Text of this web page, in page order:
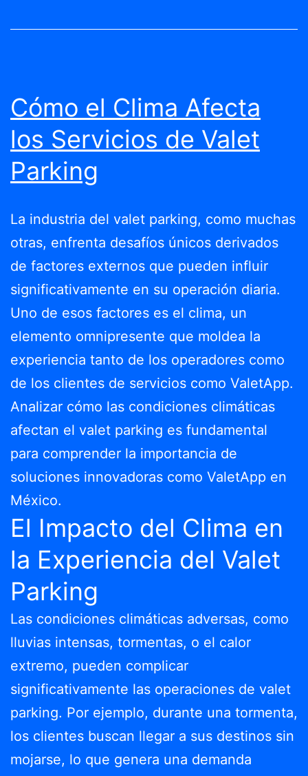
Cómo el Clima Afecta
los Servicios de Valet
Parking
La industria del valet parking, como muchas
otras, enfrenta desafíos únicos derivados
de factores externos que pueden influir
significativamente en su operación diaria.
Uno de esos factores es el clima, un
elemento omnipresente que moldea la
experiencia tanto de los operadores como
de los clientes de servicios como ValetApp.
Analizar cómo las condiciones climáticas
afectan el valet parking es fundamental
para comprender la importancia de
soluciones innovadoras como ValetApp en
México.
El Impacto del Clima en
la Experiencia del Valet
Parking
Las condiciones climáticas adversas, como
lluvias intensas, tormentas, o el calor
extremo, pueden complicar
significativamente las operaciones de valet
parking. Por ejemplo, durante una tormenta,
los clientes buscan llegar a sus destinos sin
mojarse, lo que genera una demanda